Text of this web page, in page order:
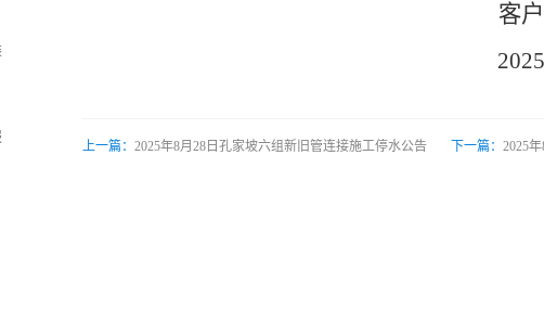
客
2025
上一篇： 2025年8月28日孔家坡六组新旧管连接施工停水公告 下一篇： 2025